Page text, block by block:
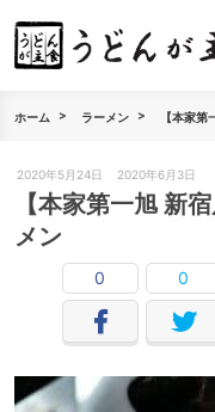
ホーム ラーメン 【本家
2020年5月24日 2020年6月3日
【本家第一旭 新
メン
0 0